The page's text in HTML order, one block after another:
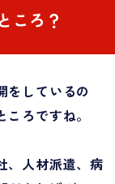
ころ？
をしているの
ろですね。
、人材派遣、病